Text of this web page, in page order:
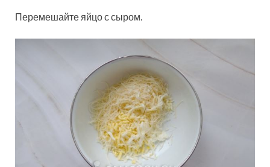
Перемешайте яйцо с сыром.